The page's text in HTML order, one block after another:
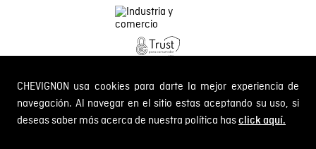
CHEVIGNON usa cookies para darte la mejor experiencia de
navegación. Al navegar en el sitio estas aceptando su uso, si
deseas saber más acerca de nuestra política hasclick aquí.
Línea nacional: 01 8000 189002
Comodin S.A.S. NIT: 800.069.933-6
© 2024 Chevignon, todos los derechos reservados